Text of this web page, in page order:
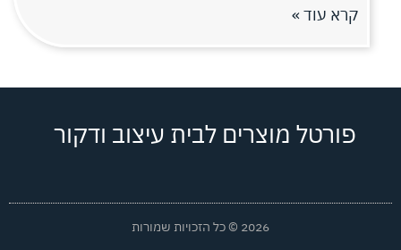
קרא עוד »
פורטל מוצרים לבית עיצוב ודקור
2026 © כל הזכויות שמורות